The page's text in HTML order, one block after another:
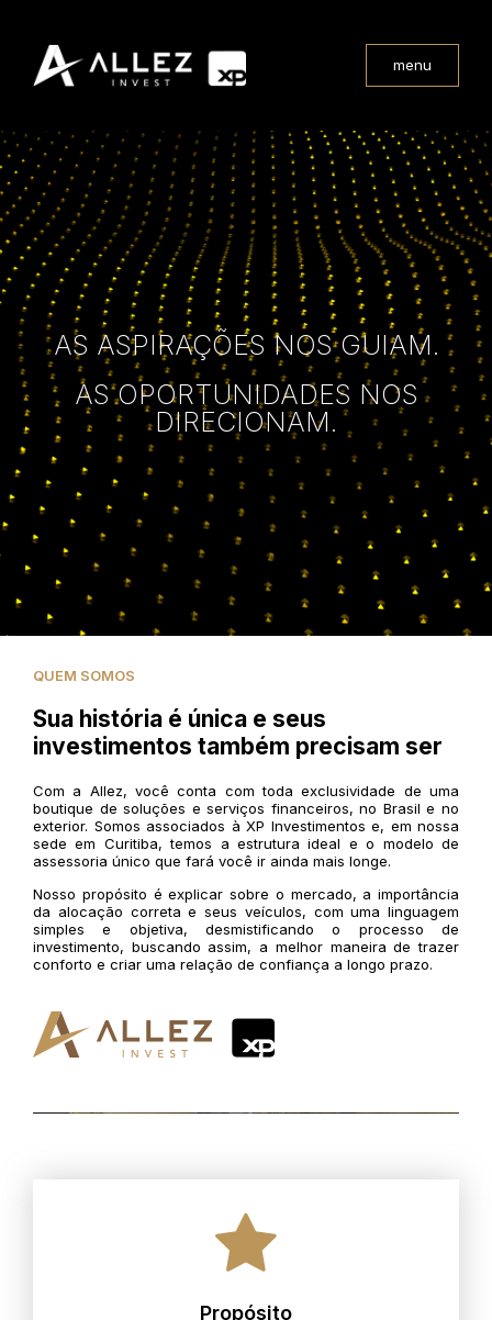
menu
AS ASPIRAÇÕES NOS GUIAM.
AS OPORTUNIDADES NOS
DIRECIONAM.
QUEM SOMOS
Sua história é única e seus
investimentos também precisam ser
Com a Allez, você conta com toda exclusividade de uma
boutique de soluções e serviços financeiros, no Brasil e no
exterior. Somos associados à XP Investimentos e, em nossa
sede em Curitiba, temos a estrutura ideal e o modelo de
assessoria único que fará você ir ainda mais longe.
Nosso propósito é explicar sobre o mercado, a importância
da alocação correta e seus veículos, com uma linguagem
simples e objetiva, desmistificando o processo de
investimento, buscando assim, a melhor maneira de trazer
conforto e criar uma relação de confiança a longo prazo.
Propósito